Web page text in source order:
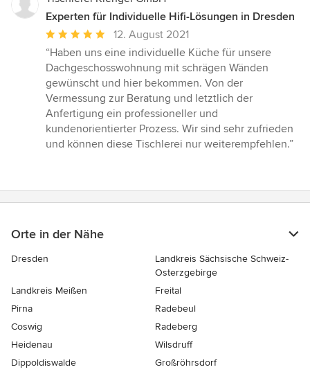
Experten für Individuelle Hifi-Lösungen in Dresden
Durchschnittliche
Bewertung:
5
von
5
Sternen
12. August 2021
“Haben uns eine individuelle Küche für unsere
Dachgeschosswohnung mit schrägen Wänden
gewünscht und hier bekommen. Von der
Vermessung zur Beratung und letztlich der
Anfertigung ein professioneller und
kundenorientierter Prozess. Wir sind sehr zufrieden
und können diese Tischlerei nur weiterempfehlen.”
Orte in der Nähe
Dresden
Landkreis Sächsische Schweiz-
Osterzgebirge
Landkreis Meißen
Freital
Pirna
Radebeul
Coswig
Radeberg
Heidenau
Wilsdruff
Dippoldiswalde
Großröhrsdorf